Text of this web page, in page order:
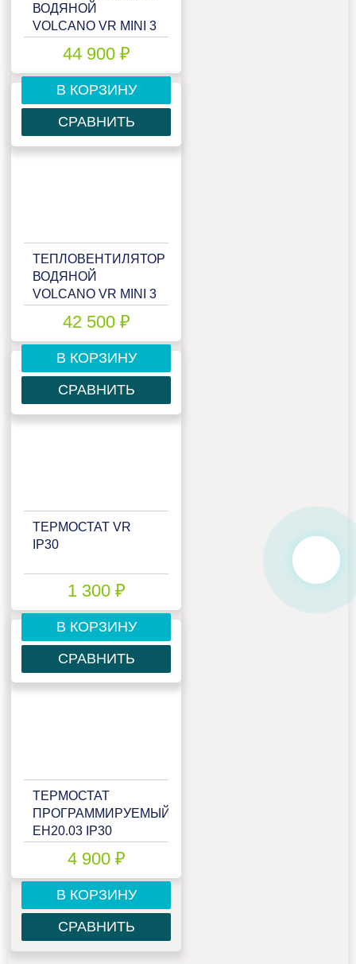
ВОДЯНОЙ
VOLCANO VR MINI 3
44 900 ₽
В КОРЗИНУ
СРАВНИТЬ
ТЕПЛОВЕНТИЛЯТОР
ВОДЯНОЙ
VOLCANO VR MINI 3
42 500 ₽
В КОРЗИНУ
СРАВНИТЬ
ТЕРМОСТАТ VR
IP30
1 300 ₽
В КОРЗИНУ
СРАВНИТЬ
ТЕРМОСТАТ
ПРОГРАММИРУЕМЫЙ
EH20.03 IP30
4 900 ₽
В КОРЗИНУ
СРАВНИТЬ